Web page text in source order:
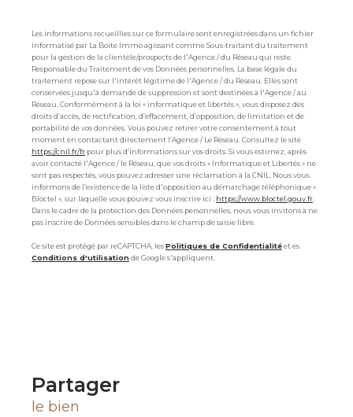
Les informations recueillies sur ce formulaire sont enregistrées dans un fichier
informatisé par La Boite Immo agissant comme Sous-traitant du traitement
pour la gestion de la clientèle/prospects de l'Agence / du Réseau qui reste
Responsable du Traitement de vos Données personnelles. La base légale du
traitement repose sur l'intérêt légitime de l'Agence / du Réseau. Elles sont
conservées jusqu'à demande de suppression et sont destinées à l'Agence / au
Réseau. Conformément à la loi « informatique et libertés », vous disposez des
droits d’accès, de rectification, d’effacement, d’opposition, de limitation et de
portabilité de vos données. Vous pouvez retirer votre consentement à tout
moment en contactant directement l’Agence / Le Réseau. Consultez le site
https://cnil.fr/fr pour plus d’informations sur vos droits. Si vous estimez, après
avoir contacté l'Agence / le Réseau, que vos droits « Informatique et Libertés » ne
sont pas respectés, vous pouvez adresser une réclamation à la CNIL. Nous vous
informons de l’existence de la liste d'opposition au démarchage téléphonique «
Bloctel », sur laquelle vous pouvez vous inscrire ici : https://www.bloctel.gouv.fr
Dans le cadre de la protection des Données personnelles, nous vous invitons à ne
pas inscrire de Données sensibles dans le champ de saisie libre.
Ce site est protégé par reCAPTCHA, lesPolitiques de Confidentialitéet es
Conditions d'utilisationde Google s'appliquent.
partager
le bien